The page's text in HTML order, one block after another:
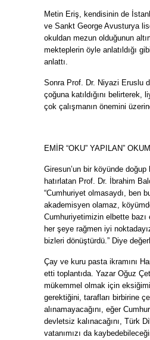
Metin Eriş, kendisinin de
ve Sankt George Avusturya
okuldan mezun olduğunun
mekteplerin öyle anlatıldığı
anlattı.
Sonra Prof. Dr. Niyazi Eruslu
çoğuna katıldığını belirterek,
çok çalışmanın önemini
EMİR “OKU” YAPILAN”
Giresun’un bir köyünde doğup
hatırlatan Prof. Dr. İbrahim
“Cumhuriyet olmasaydı, ben
akademisyen olamaz,
Cumhuriyetimizin elbette
her şeye rağmen iyi
bizleri dönüştürdü.” Diye
Çay ve kuru pasta ikramını
etti toplantıda. Yazar Oğuz
mükemmel olmak için
gerektiğini, tarafları birbirine
alınamayacağını, eğer
devletsiz kalınacağını, Türk
vatanımızı da